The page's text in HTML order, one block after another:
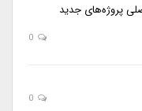
پروژه‌های جدید